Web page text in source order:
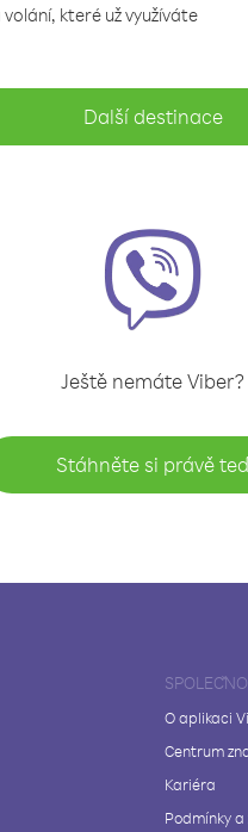
které už využíváte
Další destinace
Ještě nemáte Viber?
Stáhněte si právě teď
O aplikaci
Centrum
Kariéra
Podmínky